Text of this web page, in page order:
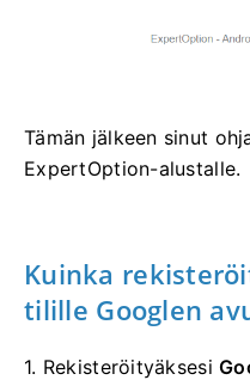
Tämän jälkeen sinut
ExpertOption-alustalle.
Kuinka
tilille Googlen
1. Rekisteröityäksesi